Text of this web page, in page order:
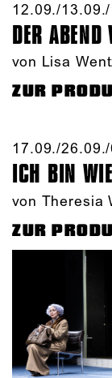
12.09./​
DER
von Lisa
ZUR
17.09./​
ICH BIN
von Theresia
ZUR